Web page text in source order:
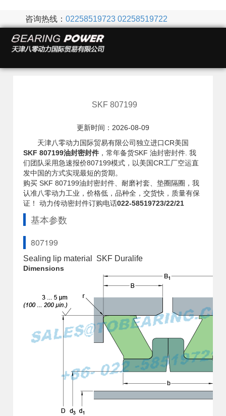
咨询热线： 02258519723 02258519722
SKF 807199
更新时间：2026-08-09
天津八零动力国际贸易有限公司独立进口CR美国
SKF 807199油封密封件 ，常年备货SKF 油封密封件. 我
们团队采用急速报价807199模式，以美国CR工厂空运直
发中国的方式实现最短的货期。
购买 SKF 807199油封密封件、耐磨衬套、垫圈隔圈，我
认准八零动力工业，价格低，品种全，交货快，质量有保
证！ 动力传动密封件订购电话022-58519723/22/21
基本参数
807199
Sealing lip material SKF Duralife
Dimensions